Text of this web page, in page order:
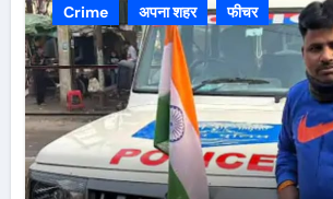
Crime अपना शहर फीचर